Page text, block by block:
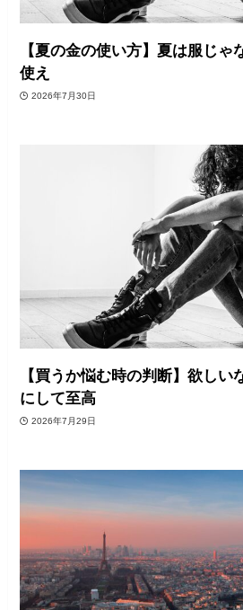
【夏の金の使い方】夏は服じゃ
使え
2026年7月30日
【買うか悩む時の判断】欲しい
にして至高
2026年7月29日